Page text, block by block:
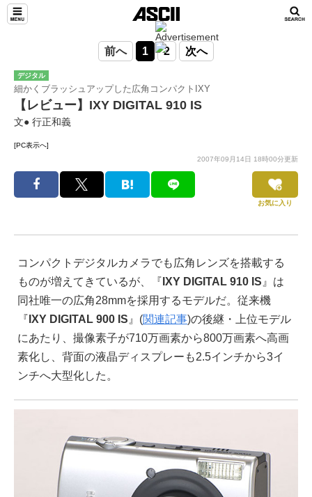
前へ 1 2 次へ
デジタル
細かくブラッシュアップした広角コンパクトIXY
【レビュー】IXY DIGITAL 910 IS
文● 行正和義
[PC表示へ]
2007年09月14日 18時00分更新
お気に入り
コンパクトデジタルカメラでも広角レンズを搭載する
ものが増えてきているが、『 IXY DIGITAL 910 IS 』は
同社唯一の広角28mmを採用するモデルだ。従来機
『 IXY DIGITAL 900 IS 』(関連記事)の後継・上位モデル
にあたり、撮像素子が710万画素から800万画素へ高画
素化し、背面の液晶ディスプレーも2.5インチから3イ
ンチへ大型化した。